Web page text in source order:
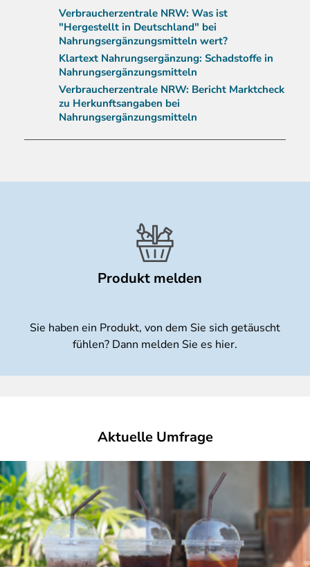
Verbraucherzentrale NRW: Was ist
"Hergestellt in Deutschland" bei
Nahrungsergänzungsmitteln wert?
Klartext Nahrungsergänzung: Schadstoffe in
Nahrungsergänzungsmitteln
Verbraucherzentrale NRW: Bericht Marktcheck
zu Herkunftsangaben bei
Nahrungsergänzungsmitteln
Produkt melden
Sie haben ein Produkt, von dem Sie sich getäuscht
fühlen? Dann melden Sie es hier.
Aktuelle Umfrage